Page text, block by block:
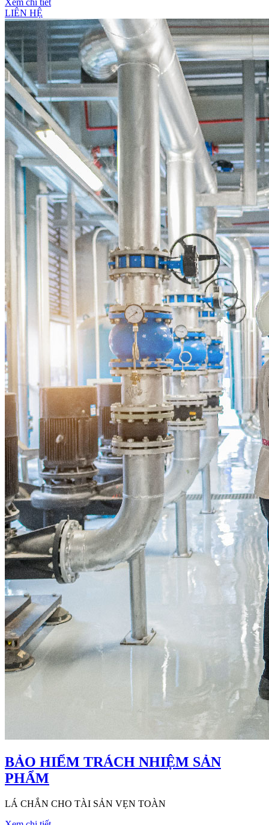
Xem chi tiết
LIÊN HỆ
BẢO HIỂM TRÁCH NHIỆM SẢN
PHẨM
LÁ CHẮN CHO TÀI SẢN VẸN TOÀN